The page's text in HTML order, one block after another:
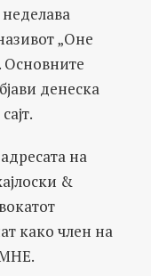
„Оне
Основните
денеска
на
&
како член на